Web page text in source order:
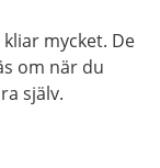
mycket. De
om när du
själv.